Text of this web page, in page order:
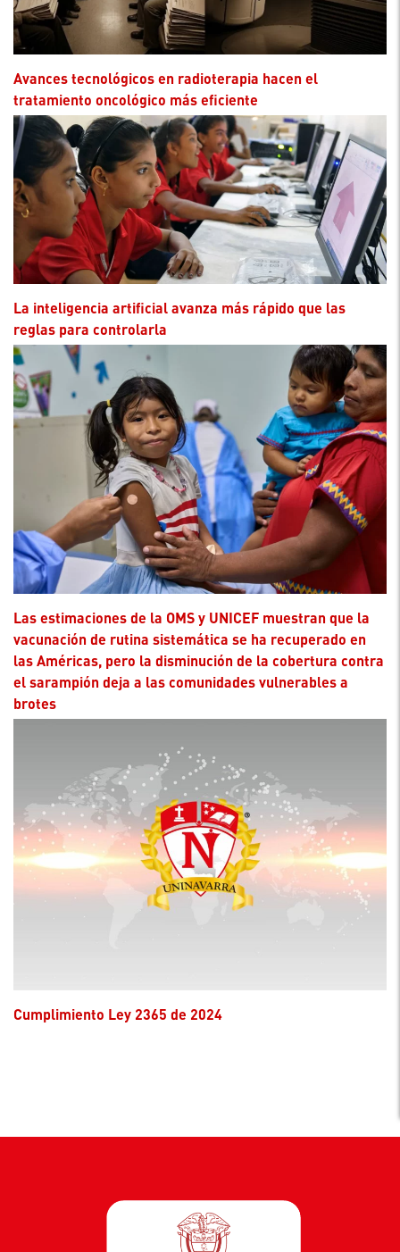
Avances tecnológicos en radioterapia hacen el
tratamiento oncológico más eficiente
La inteligencia artificial avanza más rápido que las
reglas para controlarla
Las estimaciones de la OMS y UNICEF muestran que la
vacunación de rutina sistemática se ha recuperado en
las Américas, pero la disminución de la cobertura contra
el sarampión deja a las comunidades vulnerables a
brotes
Cumplimiento Ley 2365 de 2024